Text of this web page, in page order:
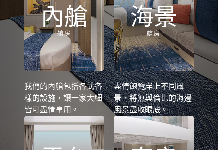
內艙
艙房
我們的內艙包括各式各
樣的設施，讓一家大細
皆可盡情享用。
海景
艙房
盡情飽覽岸上不同風
景，將無與倫比的海邊
風景盡收眼底。